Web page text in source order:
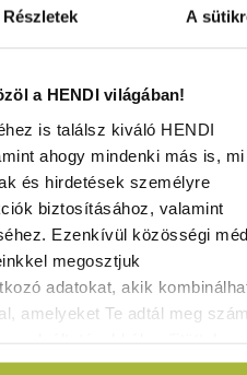
Részletek A
a HENDI világában!
is találsz kiváló HENDI
ahogy mindenki más is,
és hirdetések személyre
biztosításához, valamint
Ezenkívül közösségi
megosztjuk
adatokat, akik
amelyeket Te adtál meg
árak